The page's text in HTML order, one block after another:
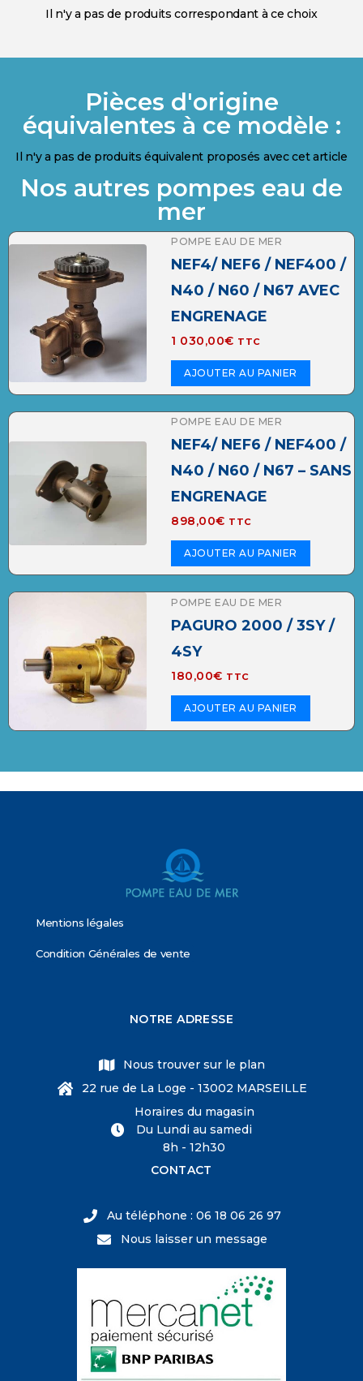
Il n'y a pas de produits correspondant à ce choix
Pièces d'origine
équivalentes à ce modèle :
Il n'y a pas de produits équivalent proposés avec cet article
Nos autres pompes eau de
mer
POMPE EAU DE MER
NEF4/ NEF6 / NEF400 /
N40 / N60 / N67 AVEC
ENGRENAGE
1 030,00€ TTC
AJOUTER AU PANIER
POMPE EAU DE MER
NEF4/ NEF6 / NEF400 /
N40 / N60 / N67 – SANS
ENGRENAGE
898,00€ TTC
AJOUTER AU PANIER
POMPE EAU DE MER
PAGURO 2000 / 3SY /
4SY
180,00€ TTC
AJOUTER AU PANIER
Mentions légales
Condition Générales de vente
NOTRE ADRESSE
Nous trouver sur le plan
22 rue de La Loge - 13002 MARSEILLE
Horaires du magasin
Du Lundi au samedi
8h - 12h30
CONTACT
Au téléphone : 06 18 06 26 97
Nous laisser un message